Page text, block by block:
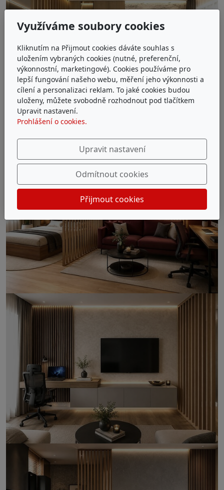
Využíváme soubory cookies
Kliknutím na Přijmout cookies dáváte souhlas s
uložením vybraných cookies (nutné, preferenční,
výkonnostní, marketingové). Cookies používáme pro
lepší fungování našeho webu, měření jeho výkonnosti a
cílení a personalizaci reklam. To jaké cookies budou
uloženy, můžete svobodně rozhodnout pod tlačítkem
Upravit nastavení.
Prohlášení o cookies.
Upravit nastavení
Odmítnout cookies
Přijmout cookies